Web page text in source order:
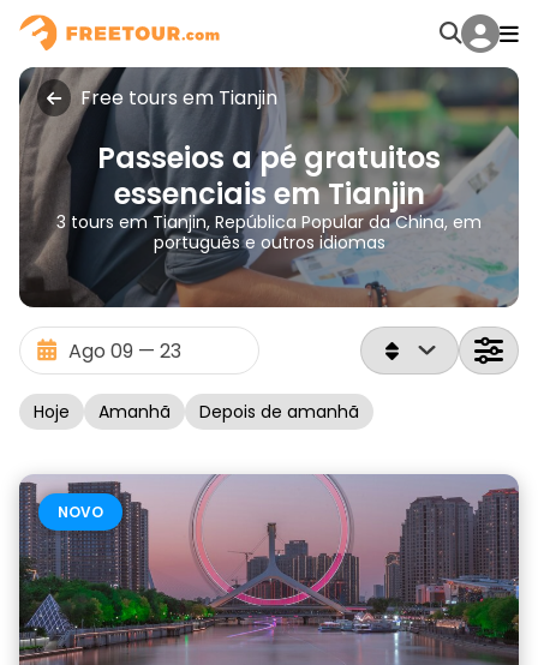
Free tours em Tianjin
Passeios a pé gratuitos
essenciais em Tianjin
3 tours em Tianjin, República Popular da China, em
português e outros idiomas
Hoje Amanhã Depois de amanhã
NOVO